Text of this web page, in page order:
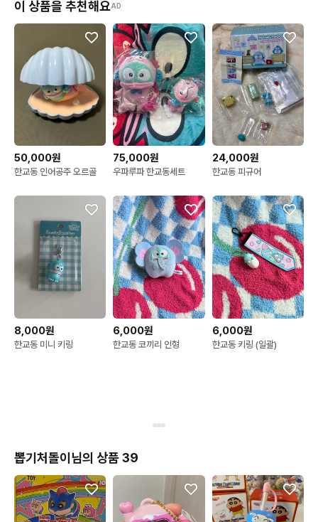
이 상품을 추천해요AD
50,000원
한교동 인어공주 오르골
75,000원
우파루파 한교동세트
24,000원
한교동 피규어
8,000원
한교동 미니 키링
6,000원
한교동 코끼리 인형
6,000원
한교동 키링 (일괄)
뽑기처돌이님의 상품 39